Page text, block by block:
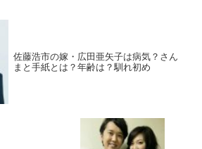
佐藤浩市の嫁・広田亜矢子は病気？さん
まと手紙とは？年齢は？馴れ初め